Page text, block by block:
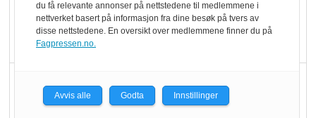
KI lager mat i butikken
Q passerte 1 milliard i
Rema i 2025
du få relevante annonser på nettstedene til medlemmene i
nettverket basert på informasjon fra dine besøk på tvers av
disse nettstedene. En oversikt over medlemmene finner du på
Fagpressen.no.
Avvis alle Godta Innstillinger